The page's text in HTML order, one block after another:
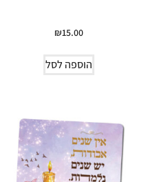
₪15.00
הוספה לסל